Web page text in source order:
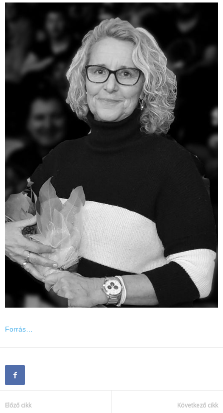
Forrás…
Előző cikk Következő cikk